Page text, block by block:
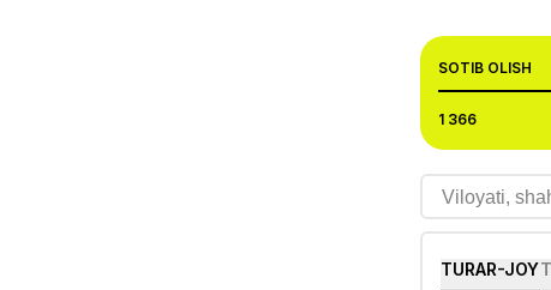
SOTIB OLISH
1 366
TURAR-JOY